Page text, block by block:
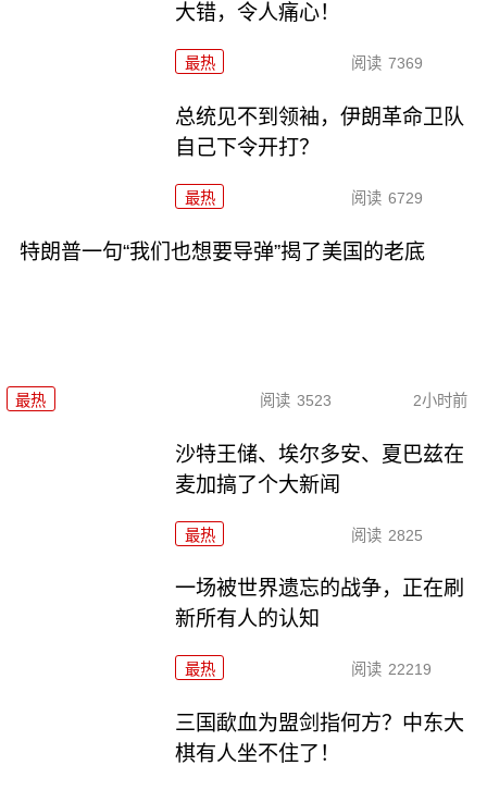
大错，令人痛心！
最热 阅读 7369
总统见不到领袖，伊朗革命卫队
自己下令开打？
最热 阅读 6729
特朗普一句“我们也想要导弹”揭了美国的老底
最热 阅读 3523 2小时前
沙特王储、埃尔多安、夏巴兹在
麦加搞了个大新闻
最热 阅读 2825
一场被世界遗忘的战争，正在刷
新所有人的认知
最热 阅读 22219
三国歃血为盟剑指何方？中东大
棋有人坐不住了！